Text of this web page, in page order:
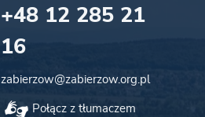
+48 12 285 21
16
zabierzow@zabierzow.org.pl
Połącz z tłumaczem